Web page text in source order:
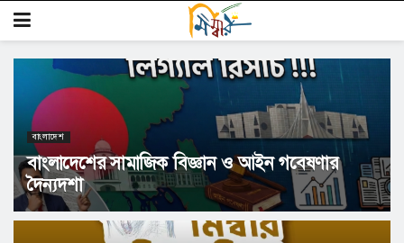
বাংলাদেশ
বাংলাদেশের সামাজিক বিজ্ঞান ও আইন গবেষণার
দৈন্যদশা